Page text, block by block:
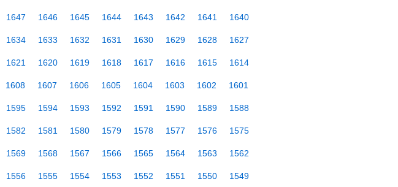
1647 1646 1645 1644 1643 1642 1641 1640
1634 1633 1632 1631 1630 1629 1628 1627
1621 1620 1619 1618 1617 1616 1615 1614
1608 1607 1606 1605 1604 1603 1602 1601
1595 1594 1593 1592 1591 1590 1589 1588
1582 1581 1580 1579 1578 1577 1576 1575
1569 1568 1567 1566 1565 1564 1563 1562
1556 1555 1554 1553 1552 1551 1550 1549